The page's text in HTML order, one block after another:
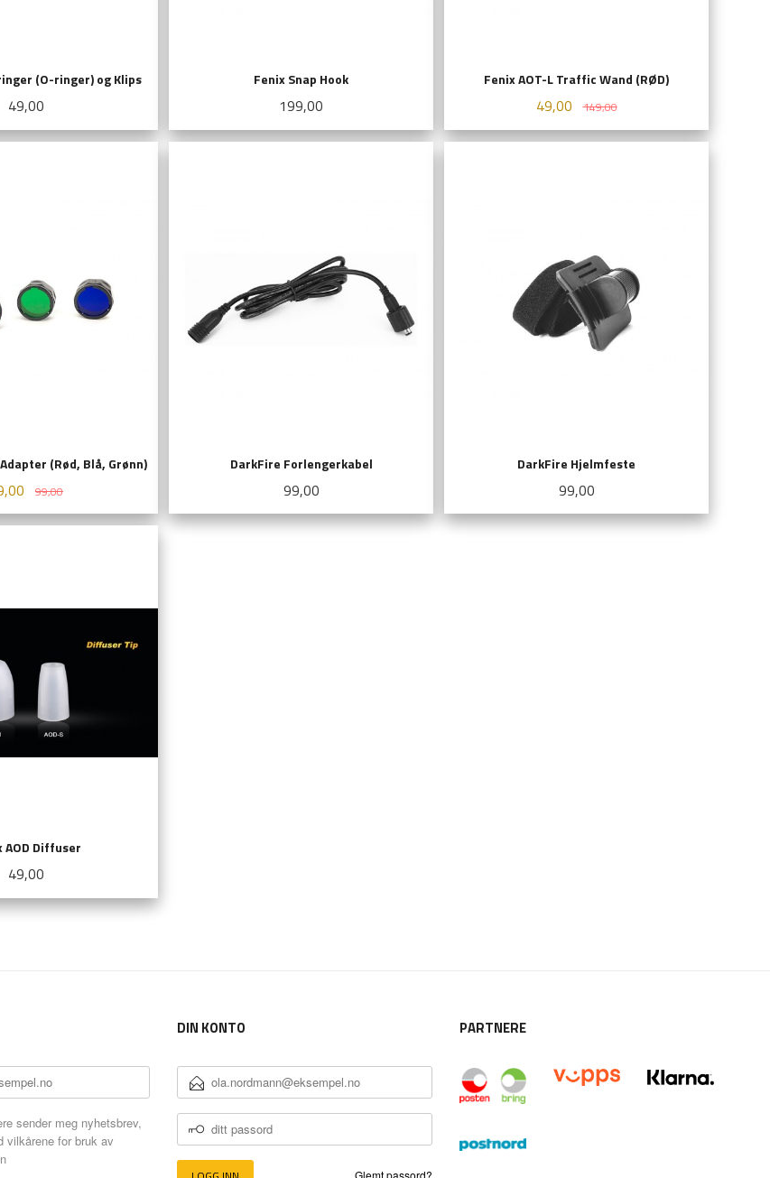
(O-ringer) og Klips
Pris
49,00
Fenix Snap Hook
Pris
199,00
Fenix AOT-L Traffic Wand (RØD)
Tilbud
49,00 149,00Rabatt
(Rød, Blå, Grønn)
99,00Rabatt
DarkFire Forlengerkabel
Pris
99,00
DarkFire Hjelmfeste
Pris
99,00
AOD Diffuser
Pris
49,00
sender meg nyhetsbrev,
vilkårene for bruk av
DIN KONTO
E-
POSTADRESSE
DITT
PASSORD
Glemt passord?
PARTNERE